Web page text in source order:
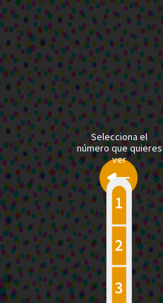
Selecciona el
número que quieres
ver